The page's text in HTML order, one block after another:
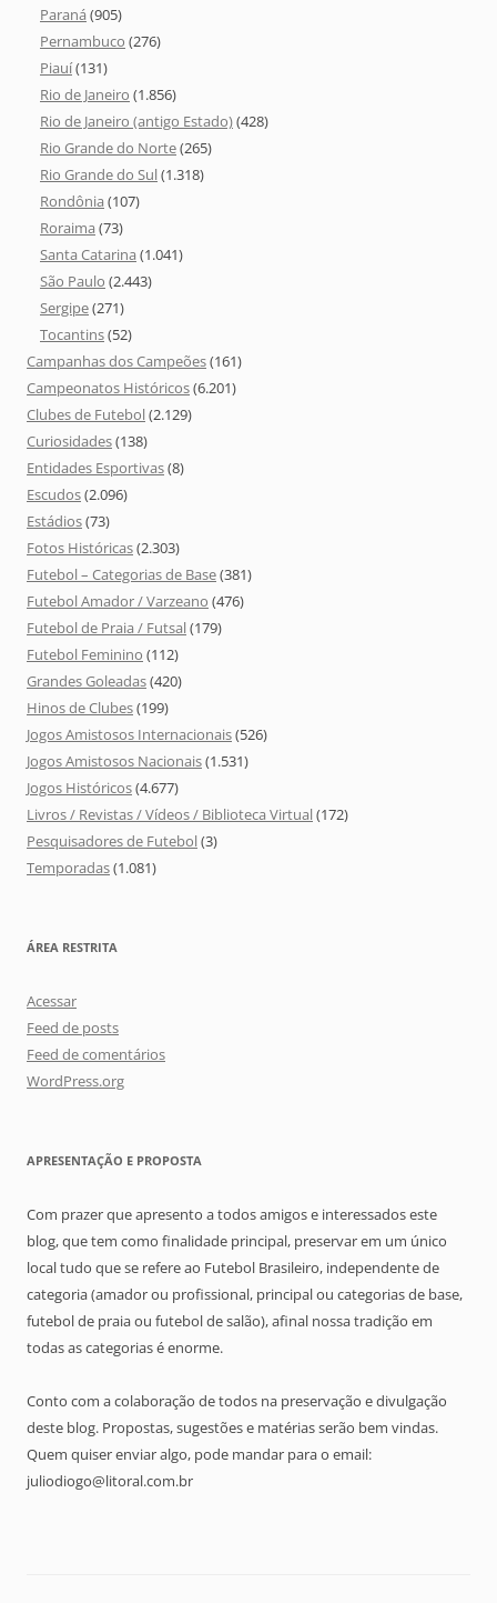
Paraná (905)
Pernambuco (276)
Piauí(131)
Rio de Janeiro (1.856)
Rio de Janeiro (antigo Estado)(428)
Rio Grande do Norte(265)
Rio Grande do Sul(1.318)
Rondônia (107)
Roraima (73)
Santa Catarina (1.041)
São Paulo (2.443)
Sergipe(271)
Tocantins(52)
Campanhas dos Campeões(161)
Campeonatos Históricos(6.201)
Clubes de Futebol(2.129)
Curiosidades(138)
Entidades Esportivas(8)
Escudos(2.096)
Estádios(73)
Fotos Históricas(2.303)
Futebol – Categorias de Base(381)
Futebol Amador / Varzeano (476)
Futebol de Praia / Futsal(179)
Futebol Feminino (112)
Grandes Goleadas(420)
Hinos de Clubes(199)
Jogos Amistosos Internacionais(526)
Jogos Amistosos Nacionais(1.531)
Jogos Históricos(4.677)
Livros / Revistas / Vídeos / Biblioteca Virtual(172)
Pesquisadores de Futebol(3)
Temporadas(1.081)
ÁREA RESTRITA
Acessar
Feed de posts
Feed de comentários
WordPress.org
APRESENTAÇÃO E PROPOSTA
Com prazer que apresento a todos amigos e interessados este
blog, que tem como finalidade principal, preservar em um único
local tudo que se refere ao Futebol Brasileiro, independente de
categoria (amador ou profissional, principal ou categorias de base,
futebol de praia ou futebol de salão), afinal nossa tradição em
todas as categorias é enorme.
Conto com a colaboração de todos na preservação e divulgação
deste blog. Propostas, sugestões e matérias serão bem vindas.
Quem quiser enviar algo, pode mandar para o email:
juliodiogo@litoral.com.br